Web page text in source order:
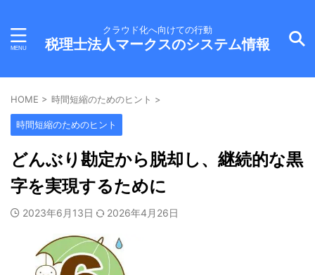
クラウド化へ向けての行動
税理士法人マークスのシステム情報
HOME > 時間短縮のためのヒント >
時間短縮のためのヒント
どんぶり勘定から脱却し、継続的な黒
字を実現するために
2023年6月13日 2026年4月26日